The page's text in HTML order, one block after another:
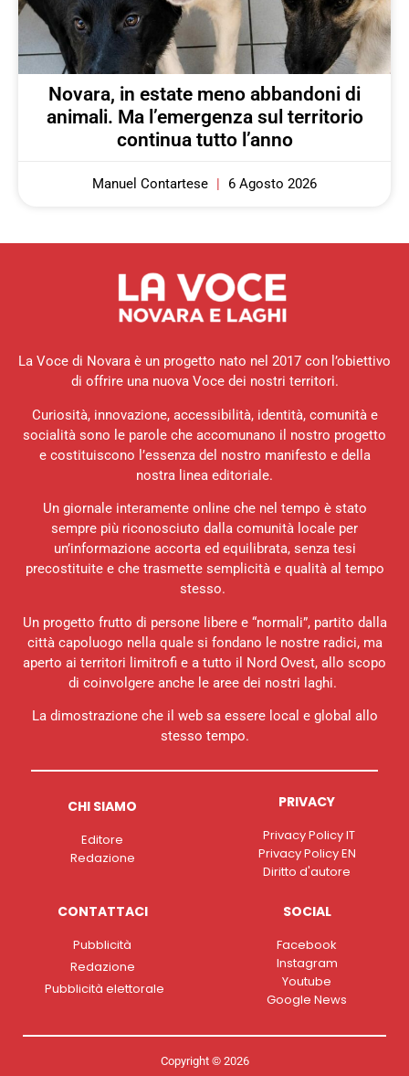
Novara, in estate meno abbandoni di
animali. Ma l’emergenza sul territorio
continua tutto l’anno
Manuel Contartese 6 Agosto 2026
La Voce di Novara è un progetto nato nel 2017 con l’obiettivo
di offrire una nuova Voce dei nostri territori.
Curiosità, innovazione, accessibilità, identità, comunità e
socialità sono le parole che accomunano il nostro progetto
e costituiscono l’essenza del nostro manifesto e della
nostra linea editoriale.
Un giornale interamente online che nel tempo è stato
sempre più riconosciuto dalla comunità locale per
un’informazione accorta ed equilibrata, senza tesi
precostituite e che trasmette semplicità e qualità al tempo
stesso.
Un progetto frutto di persone libere e “normali”, partito dalla
città capoluogo nella quale si fondano le nostre radici, ma
aperto ai territori limitrofi e a tutto il Nord Ovest, allo scopo
di coinvolgere anche le aree dei nostri laghi.
La dimostrazione che il web sa essere local e global allo
stesso tempo.
CHI SIAMO
Editore
Redazione
PRIVACY
Privacy Policy IT
Privacy Policy EN
Diritto d'autore
CONTATTACI
Pubblicità
Redazione
Pubblicità elettorale
SOCIAL
Facebook
Instagram
Youtube
Google News
Copyright © 2026